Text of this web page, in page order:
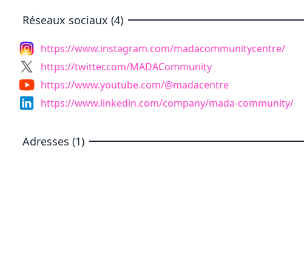
Réseaux sociaux (4)
https://www.instagram.com/madacommunitycentre/
https://twitter.com/MADACommunity
https://www.youtube.com/@madacentre
https://www.linkedin.com/company/mada-community/
Adresses (1)